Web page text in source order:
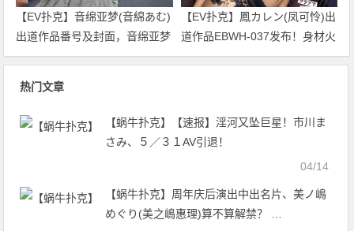
【EV扑克】音绵亚梦(音綿あむ)
出道作品番号及封面，音绵亚梦
个人简介【EV扑克官网】
【EV扑克】鳳カレン(凤可怜)出
道作品EBWH-037发布！身材火
辣作风剽悍的辣妺！一身刺青的
热门文章
【蜗牛扑克】【速报】淫河又坠巨星！市川ま
さみ、５／３１AV引退！
04/14
【蜗牛扑克】周年庆后演出中出名片、美ノ嶋
めぐり(美之嶋惠理)算不算解禁？ …